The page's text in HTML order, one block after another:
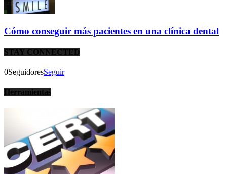
Cómo conseguir más pacientes en una clínica dental
STAY CONNECTED
0SeguidoresSeguir
Herramientas